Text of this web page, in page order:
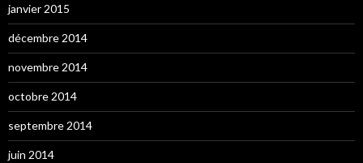
janvier 2015
décembre 2014
novembre 2014
octobre 2014
septembre 2014
juin 2014